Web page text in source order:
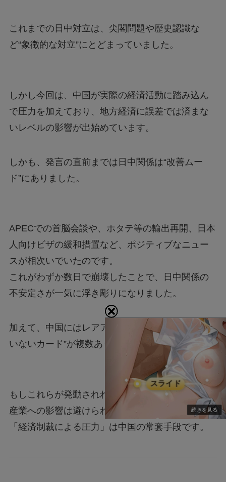
これまでの日中対立は、尖閣問題や歴史認識な
ど“象徴的な対立”にとどまっていました。
しかし今回は、中国が実際の経済活動に踏み込ん
で圧力を加えており、地方経済に誤差では済まな
いレベルの影響が出始めています。
しかも、発言の直前までは日中関係は“改善ムー
ド”にありました。
APECでの首脳会談や、ホタテ等の輸出再開、日本
人向けビザの緩和措置など、ポジティブなニュー
スが相次いでいたのです。
これがわずか数日で崩壊したことで、日中関係の
不安定さが一気に浮き彫りになりました。
加えて、中国にはレアアース規制など“まだ切って
いないカード”が複数あります。
もしこれらが発動されれば、自動車産業や半導体
産業への影響は避けられず、過去の前例を見ても
「経済制裁による圧力」は中国の常套手段です。